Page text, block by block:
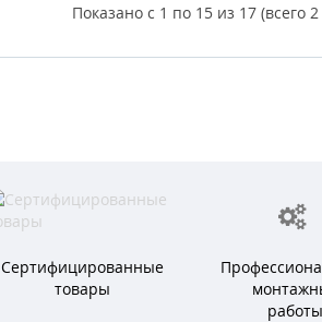
Показано с 1 по 15 из 17 (всего
Сертифицированные
товары
работы